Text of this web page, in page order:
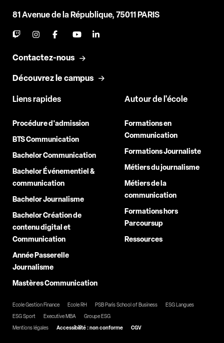
81 Avenue de la République, 75011 PARIS
Contactez-nous
Découvrez le campus
Liens rapides
Procédure d'admission
BTS Communication
Bachelor Communication
Bachelor Événementiel &
communication
Bachelor Journalisme
Bachelor Création de
contenu digital et
Communication
Année Passerelle
Journalisme
Mastères Communication
Autour de l'école
Formations en
Communication
Formations Journaliste
Métiers du journalisme
Métiers de la
communication
Formations hors
Parcoursup
Ressources
Ecole Gestion Finance Ecole RH PSB Paris School of Business
ESG Langues
ESG Sport
Executive MBA
Groupe ESG
Mentions légales
Accessibilité : non conforme CGV